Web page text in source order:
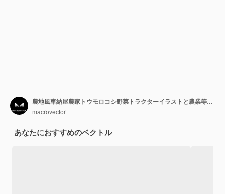
農地風車納屋農家トウモロコシ野菜トラクターイラストと農業等尺性インフォグラフィックバナーを育てる農業
macrovector
あなたにおすすめのベクトル